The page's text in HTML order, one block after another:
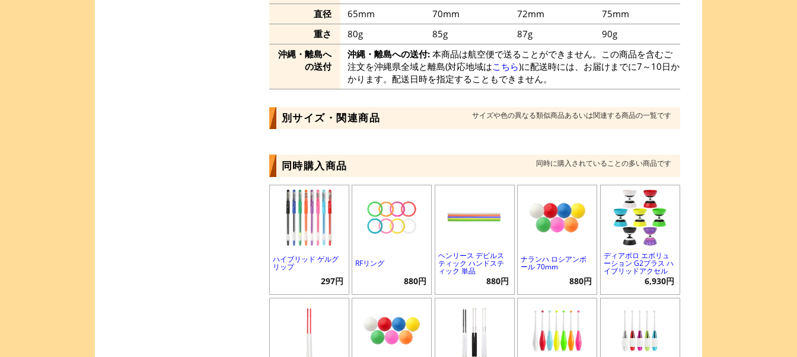
直径
65mm
重さ
80g
沖縄・離島へ
の送付
沖縄・離島への送付:本商品は航空便で送ることができません。この商品を含むご
注文を沖縄県全域と離島(対応地域はこちら)に配送時には、お届けまでに7～10日か
かります。配送日時を指定することもできません。
70mm
85g
72mm
87g
75mm
90g
別サイズ・関連商品 サイズや色の異なる類似商品あるいは関連する商品の一覧です
同時購入商品 同時に購入されていることの多い商品です
ハイブリッド ゲルグ
リップ
297円
RFリング
880円
ヘンリース デビルス
ティック ハンドステ
ィック 単品
880円
ナランハ ロシアンボ
ール 70mm
880円
ディアボロ エボリュ
ーション G2プラス ハ
イブリッドアクセル
6,930円